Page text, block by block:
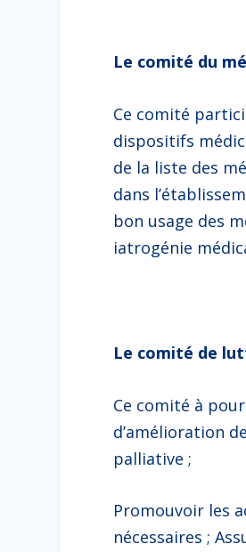
Le comité du
Ce comité
dispositifs
de la liste des
dans
bon usage des
iatrogénie
Le comité de
Ce comité à
d’amélioration
palliative ;
Promouvoir les
nécessaires ;